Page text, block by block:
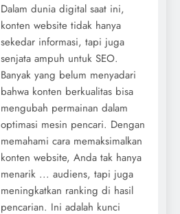
Dalam dunia digital saat ini,
konten website tidak hanya
sekedar informasi, tapi juga
senjata ampuh untuk SEO.
Banyak yang belum menyadari
bahwa konten berkualitas bisa
mengubah permainan dalam
optimasi mesin pencari. Dengan
memahami cara memaksimalkan
konten website, Anda tak hanya
menarik ... audiens, tapi juga
meningkatkan ranking di hasil
pencarian. Ini adalah kunci